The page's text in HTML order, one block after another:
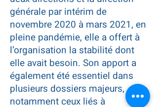
générale par intérim de
novembre 2020 à mars 2021, en
pleine pandémie, elle a offert à
l’organisation la stabilité dont
elle avait besoin. Son apport a
également été essentiel dans
plusieurs dossiers majeurs,
notamment ceux liés à